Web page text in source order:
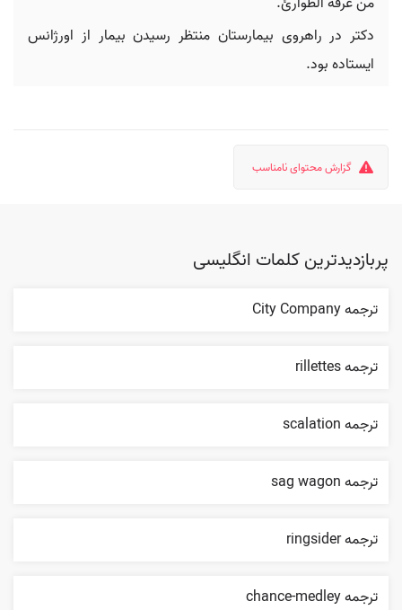
دکتر در راهروی بیمارستان منتظر رسیدن بیمار از اورژانس
ایستاده بود.
گزارش محتوای نامناسب
پربازدیدترین کلمات انگلیسی
ترجمه City Company
ترجمه rillettes
ترجمه scalation
ترجمه sag wagon
ترجمه ringsider
ترجمه chance-medley